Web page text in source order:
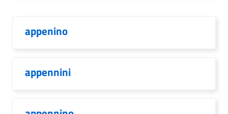
appenino
appennini